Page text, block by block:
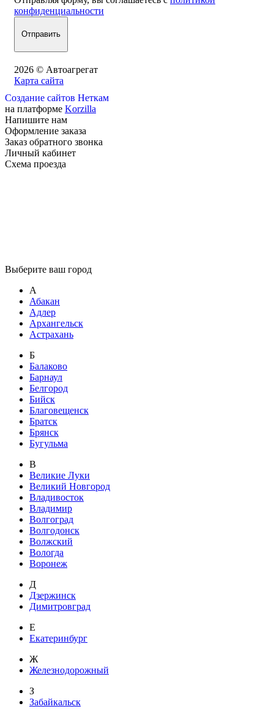
конфиденциальности
2026 © Автоагрегат
Карта сайта
Создание сайтов Неткам
на платформе Korzilla
Напишите нам
Оформление заказа
Заказ обратного звонка
Личный кабинет
Схема проезда
Выберите ваш город
А
Абакан
Адлер
Архангельск
Астрахань
Б
Балаково
Барнаул
Белгород
Бийск
Благовещенск
Братск
Брянск
Бугульма
В
Великие Луки
Великий Новгород
Владивосток
Владимир
Волгоград
Волгодонск
Волжский
Вологда
Воронеж
Д
Дзержинск
Димитровград
Е
Екатеринбург
Ж
Железнодорожный
З
Забайкальск